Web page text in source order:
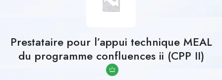
Prestataire pour l’appui technique MEAL
du programme confluences ii (CPP II)